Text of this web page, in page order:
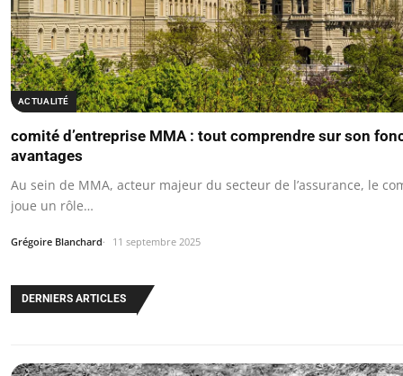
ACTUALITÉ
comité d’entreprise MMA : tout comprendre sur son
avantages
Au sein de MMA, acteur majeur du secteur de l’assurance, le
joue un rôle…
Grégoire Blanchard 11 septembre 2025
DERNIERS ARTICLES